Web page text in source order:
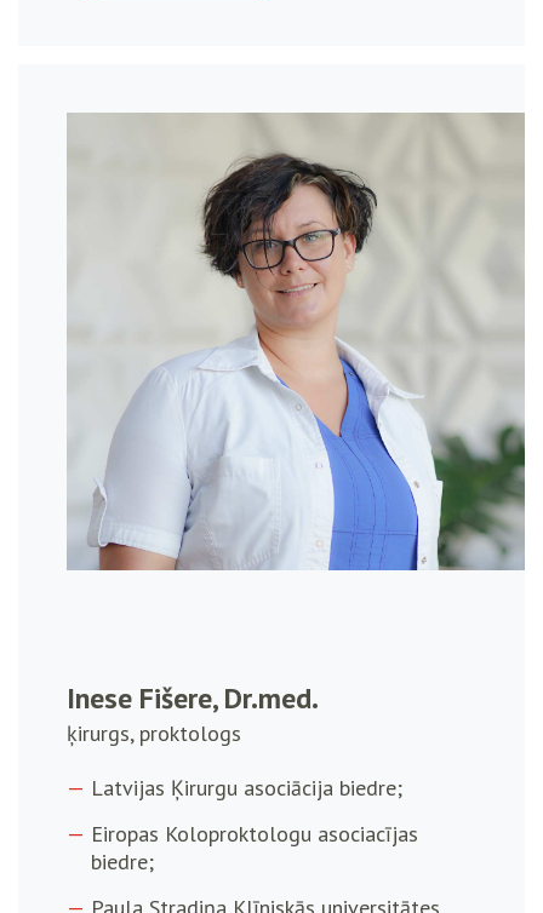
Inese Fišere, Dr.med.
ķirurgs, proktologs
Latvijas Ķirurgu asociācija biedre;
Eiropas Koloproktologu asociacījas
biedre;